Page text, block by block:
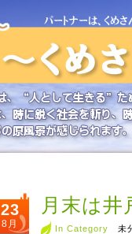
23
8月
月末は井
In Category
未